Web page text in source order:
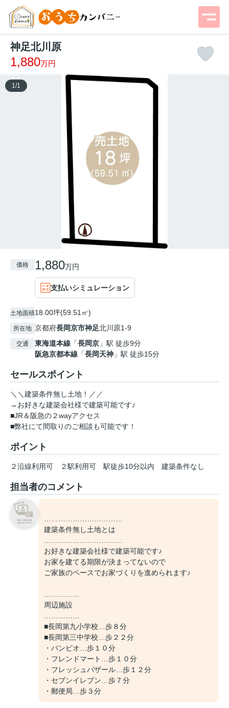
神足北川原
1,880万円
1 /1
価格 1,880万円
支払いシミュレーション
土地面積18.00坪(59.51㎡)
所在地 京都府長岡京市神足北川原1-9
交通 東海道本線 「長岡京 」駅 徒歩9分
阪急京都本線 「長岡天神 」駅 徒歩15分
セールスポイント
＼＼建築条件無し土地！／／
→お好きな建築会社様で建築可能です♪
■JR＆阪急の２wayアクセス
■弊社にて間取りのご相談も可能です！
ポイント
２沿線利用可 ２駅利用可 駅徒歩10分以内 建築条件なし
担当者のコメント
建築条件無し土地とは
お好きな建築会社様で建築可能です♪
お家を建てる期限が決まってないので
ご家族のペースでお家づくりを進められます♪
周辺施設
■長岡第九小学校…歩８分
■長岡第三中学校…歩２２分
・バンビオ…歩１０分
・フレンドマート…歩１０分
・フレッシュバザール…歩１２分
・セブンイレブン…歩７分
・郵便局…歩３分